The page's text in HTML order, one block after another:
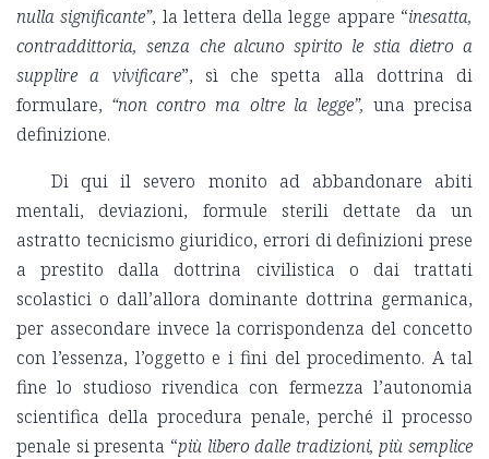
nulla significante”, la lettera della legge appare “inesatta,
contraddittoria, senza che alcuno spirito le stia dietro a
supplire a vivificare”, sì che spetta alla dottrina di
formulare, “non contro ma oltre la legge”, una precisa
definizione.
Di qui il severo monito ad abbandonare abiti
mentali, deviazioni, formule sterili dettate da un
astratto tecnicismo giuridico, errori di definizioni prese
a prestito dalla dottrina civilistica o dai trattati
scolastici o dall’allora dominante dottrina germanica,
per assecondare invece la corrispondenza del concetto
con l’essenza, l’oggetto e i fini del procedimento. A tal
fine lo studioso rivendica con fermezza l’autonomia
scientifica della procedura penale, perché il processo
penale si presenta “più libero dalle tradizioni, più semplice